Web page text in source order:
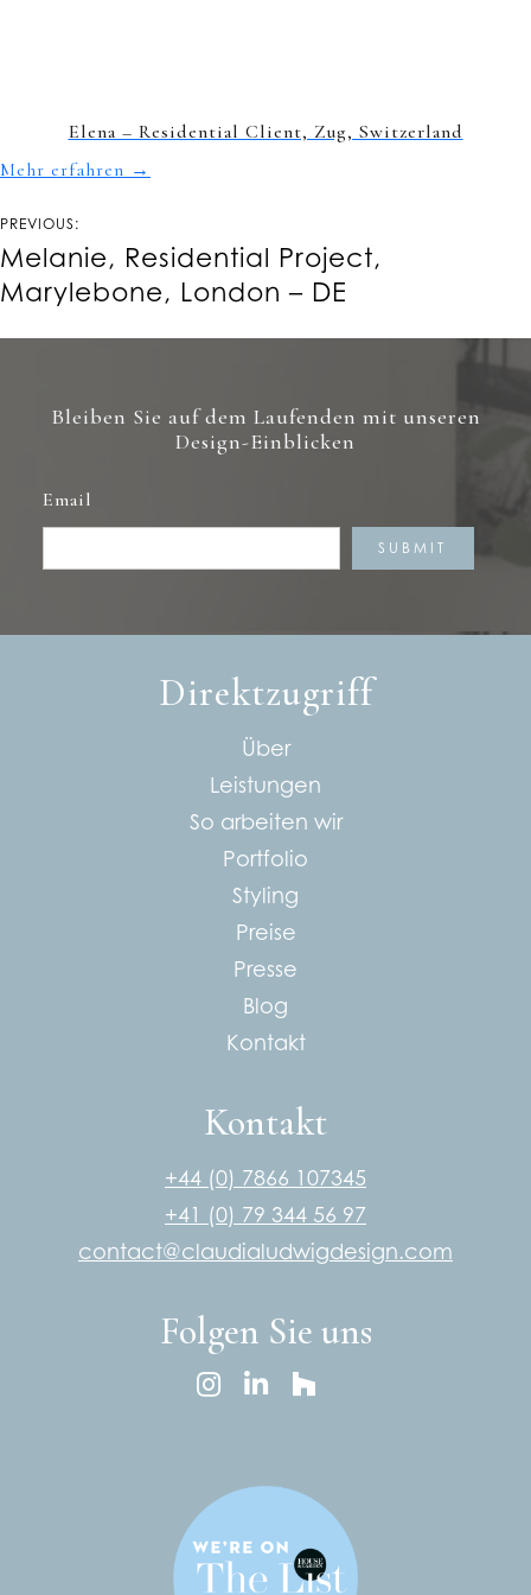
Elena – Residential Client, Zug, Switzerland
Mehr erfahren →
Beitrags-
Navigation
PREVIOUS:
Melanie, Residential Project,
Marylebone, London – DE
Bleiben Sie auf dem Laufenden mit unseren
Design-Einblicken
Email
Direktzugriff
Über
Leistungen
So arbeiten wir
Portfolio
Styling
Preise
Presse
Blog
Kontakt
Kontakt
+44 (0) 7866 107345
+41 (0) 79 344 56 97
contact@claudialudwigdesign.com
Folgen Sie uns